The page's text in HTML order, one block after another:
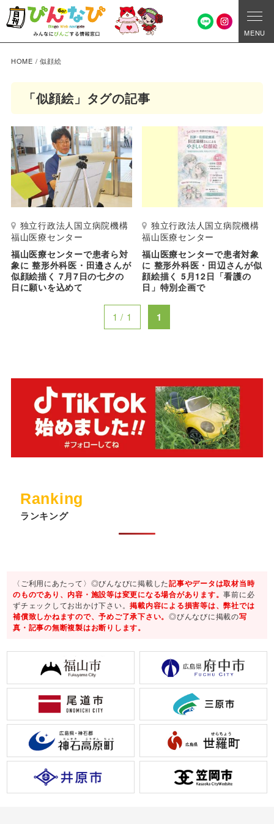
MENU
HOME /似顔絵
「似顔絵」タグの記事
独立行政法人国立病院機構
福山医療センター
福山医療センターで患者ら対
象に 整形外科医・田邉さんが
似顔絵描く 7月7日の七夕の
日に願いを込めて
独立行政法人国立病院機構
福山医療センター
福山医療センターで患者対象
に 整形外科医・田辺さんが似
顔絵描く 5月12日「看護の
日」特別企画で
1 / 1 1
Ranking
ランキング
〈ご利用にあたって〉◎びんなびに掲載した記事やデータは取材当時
のものであり、内容・施設等は変更になる場合があります。事前に必
ずチェックしてお出かけ下さい。掲載内容による損害等は、弊社では
補償致しかねますので、予めご了承下さい。◎びんなびに掲載の写
真・記事の無断複製はお断りします。